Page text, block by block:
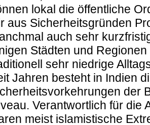
lokal die öffentliche
aus Sicherheitsgründen
auch sehr
Städten und
sehr niedrige
Jahren besteht in Indien
der
Verantwortlich für die
meist islamistische